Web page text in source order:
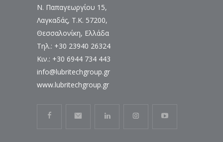
Ν. Παπαγεωργίου 15,
Λαγκαδάς, Τ.Κ. 57200,
Θεσσαλονίκη, Ελλάδα
Τηλ.: +30 23940 26324
Κιν.: +30 6944 734 443
info@lubritechgroup.gr
www.lubritechgroup.gr